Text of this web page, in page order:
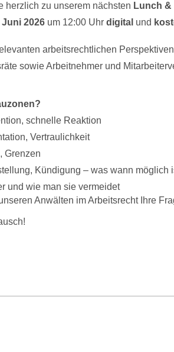
herzlich zu unserem nächsten Lunch &
Juni 2026 um 12:00 Uhr digital und
arbeitsrechtlichen
sowie Arbeitnehmer und
schnelle Reaktion
Vertraulichkeit
Grenzen
Kündigung – was wann möglich
und wie man sie vermeidet
Anwälten im Arbeitsrecht Ihre